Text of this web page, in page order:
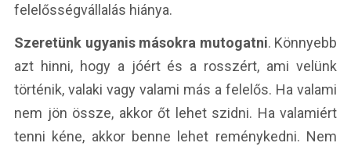
felelősségvállalás hiánya.
Szeretünk ugyanis másokra mutogatni. Könnyebb
azt hinni, hogy a jóért és a rosszért, ami velünk
történik, valaki vagy valami más a felelős. Ha valami
nem jön össze, akkor őt lehet szidni. Ha valamiért
tenni kéne, akkor benne lehet reménykedni. Nem